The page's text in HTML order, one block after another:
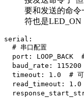
要和发送的命令
符也是LED_ON
serial:
  # 串口配置
port: LOOP_BACK  #
baud_rate: 115200
timeout: 1.0  # 可
read_timeout: 1.0